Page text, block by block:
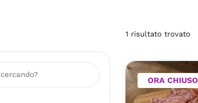
1 risultato trovato
ORA CHIUSO